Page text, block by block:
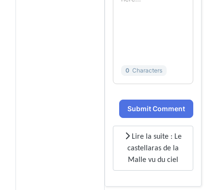
0 Characters
Submit Comment
Lire la suite : Le
castellaras de la
Malle vu du ciel